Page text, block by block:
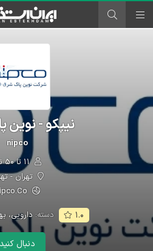
نیپکو - نوین
nipco
۱۱ تا ۵۰ نفر
تهران -
۱.۰ دسته:دارویی،
دنبال کنید